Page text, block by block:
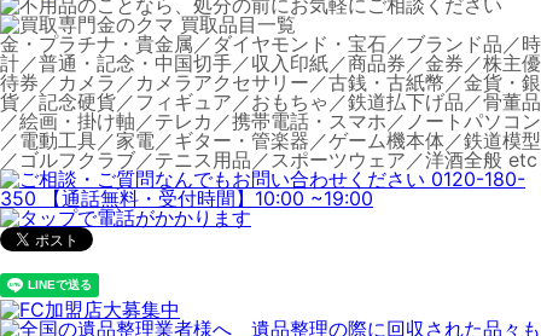
金・プラチナ・貴金属／ダイヤモンド・宝石／ブランド品／時
計／普通・記念・中国切手／収入印紙／商品券／金券／株主優
待券／カメラ／カメラアクセサリー／古銭・古紙幣／金貨・銀
貨／記念硬貨／フィギュア／おもちゃ／鉄道払下げ品／骨董品
／絵画・掛け軸／テレカ／携帯電話・スマホ／ノートパソコン
／電動工具／家電／ギター・管楽器／ゲーム機本体／鉄道模型
／ゴルフクラブ／テニス用品／スポーツウェア／洋酒全般 etc